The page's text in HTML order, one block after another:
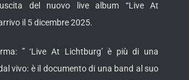
del nuovo live album “Live At
il 5 dicembre 2025.
” ‘Live At Lichtburg’ è più di una
vivo: è il documento di una band al suo